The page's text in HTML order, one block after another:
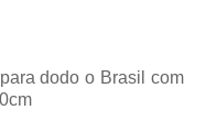
dodo o Brasil com